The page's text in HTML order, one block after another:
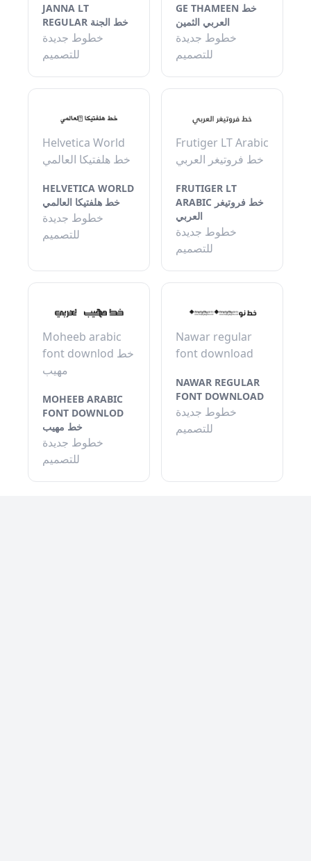
JANNA LT
REGULAR خط الجنة
خطوط جديدة
للتصميم
GE THAMEEN خط
العربي الثمين
خطوط جديدة
للتصميم
Helvetica World
خط هلفتيكا العالمي
HELVETICA WORLD
خط هلفتيكا العالمي
خطوط جديدة
للتصميم
Frutiger LT Arabic
خط فروتيغر العربي
FRUTIGER LT
ARABIC خط فروتيغر
العربي
خطوط جديدة
للتصميم
Moheeb arabic
font downlod خط
مهيب
MOHEEB ARABIC
FONT DOWNLOD
خط مهيب
خطوط جديدة
للتصميم
Nawar regular
font download
NAWAR REGULAR
FONT DOWNLOAD
خطوط جديدة
للتصميم